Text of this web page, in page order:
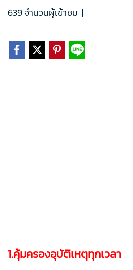
639 จำนวนผู้เข้าชม |
1.คุ้มครองอุบัติเหตุทุกเวลา